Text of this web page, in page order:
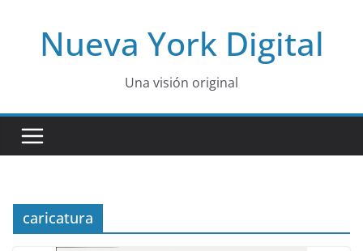
contentNueva York Digital
Una visión original
caricatura